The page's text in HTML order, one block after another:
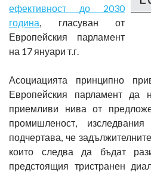
ефективност до 2030
година, гласуван от
Европейския парламент
на 17 януари т.г.
Асоциацията принципно
Европейския парламент
приемливи нива от
промишленост,
подчертава, че
които следва да бъдат
предстоящия тристранен